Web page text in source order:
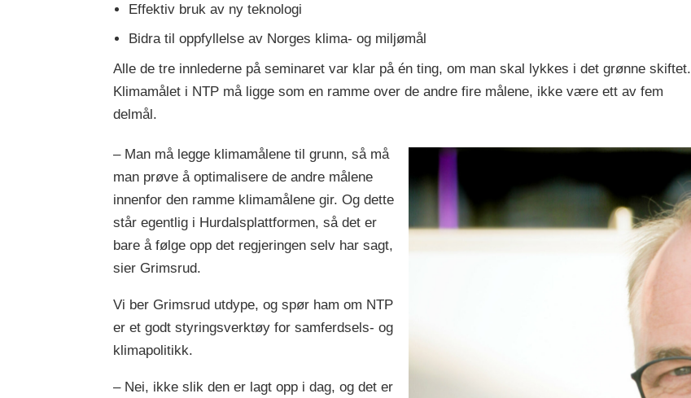
Effektiv bruk av ny teknologi
Bidra til oppfyllelse av Norges klima- og miljømål
Alle de tre innlederne på seminaret var klar på én ting, om man skal lykkes i det grønne skiftet.
Klimamålet i NTP må ligge som en ramme over de andre fire målene, ikke være ett av fem
delmål.
– Man må legge klimamålene til grunn, så må
man prøve å optimalisere de andre målene
innenfor den ramme klimamålene gir. Og dette
står egentlig i Hurdalsplattformen, så det er
bare å følge opp det regjeringen selv har sagt,
sier Grimsrud.
Vi ber Grimsrud utdype, og spør ham om NTP
er et godt styringsverktøy for samferdsels- og
klimapolitikk.
– Nei, ikke slik den er lagt opp i dag, og det er